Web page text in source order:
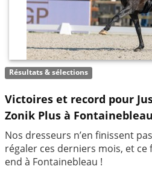
Résultats & sélections
Victoires et record pour
Zonik Plus à Fontainebleau
Nos dresseurs n’en finissent
régaler ces derniers mois, et ce
end à Fontainebleau !